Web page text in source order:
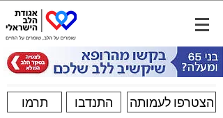
תרמו התנדבו הצטרפו לעמותה